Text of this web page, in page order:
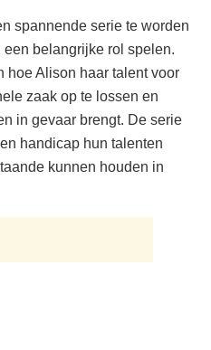
spannende serie te worden
belangrijke rol spelen.
hoe Alison haar talent voor
zaak op te lossen en
in gevaar brengt. De serie
handicap hun talenten
kunnen houden in